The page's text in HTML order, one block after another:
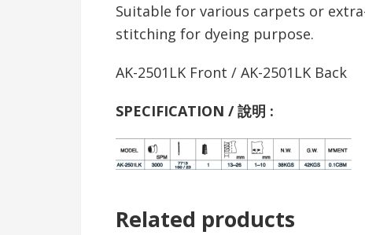
Suitable for various carpets or
stitching for dyeing purpose.
AK-2501LK Front / AK-2501LK Back
SPECIFICATION /說明 :
Related products